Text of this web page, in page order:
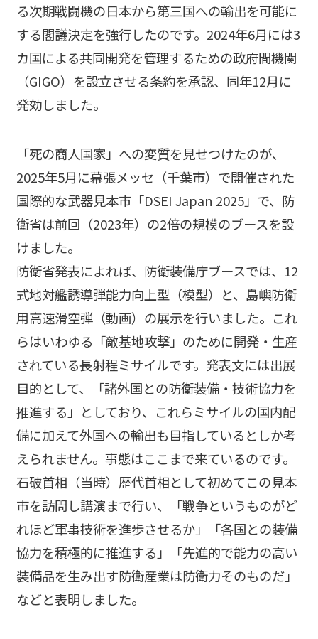
る次期戦闘機の日本から第三国への輸出を可能に
する閣議決定を強行したのです。2024年6月には3
カ国による共同開発を管理するための政府間機関
（GIGO）を設立させる条約を承認、同年12月に
発効しました。
「死の商人国家」への変質を見せつけたのが、
2025年5月に幕張メッセ（千葉市）で開催された
国際的な武器見本市「DSEI Japan 2025」で、防
衛省は前回（2023年）の2倍の規模のブースを設
けました。
防衛省発表によれば、防衛装備庁ブースでは、12
式地対艦誘導弾能力向上型（模型）と、島嶼防衛
用高速滑空弾（動画）の展示を行いました。これ
らはいわゆる「敵基地攻撃」のために開発・生産
されている長射程ミサイルです。発表文には出展
目的として、「諸外国との防衛装備・技術協力を
推進する」としており、これらミサイルの国内配
備に加えて外国への輸出も目指しているとしか考
えられません。事態はここまで来ているのです。
石破首相（当時）歴代首相として初めてこの見本
市を訪問し講演まで行い、「戦争というものがど
れほど軍事技術を進歩させるか」「各国との装備
協力を積極的に推進する」「先進的で能力の高い
装備品を生み出す防衛産業は防衛力そのものだ」
などと表明しました。